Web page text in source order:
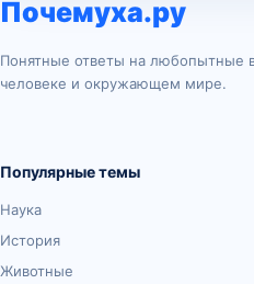
Почемуха.ру
Понятные ответы на любопытные
человеке и окружающем мире.
Популярные темы
Наука
История
Животные